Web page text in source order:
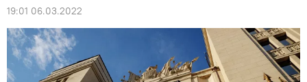
19:01 06.03.2022